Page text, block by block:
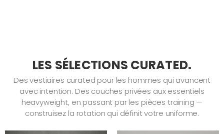
LES SÉLECTIONS CURATED.
Des vestiaires curated pour les hommes qui avancent
avec intention. Des couches privées aux essentiels
heavyweight, en passant par les pièces training —
construisez la rotation qui définit votre uniforme.